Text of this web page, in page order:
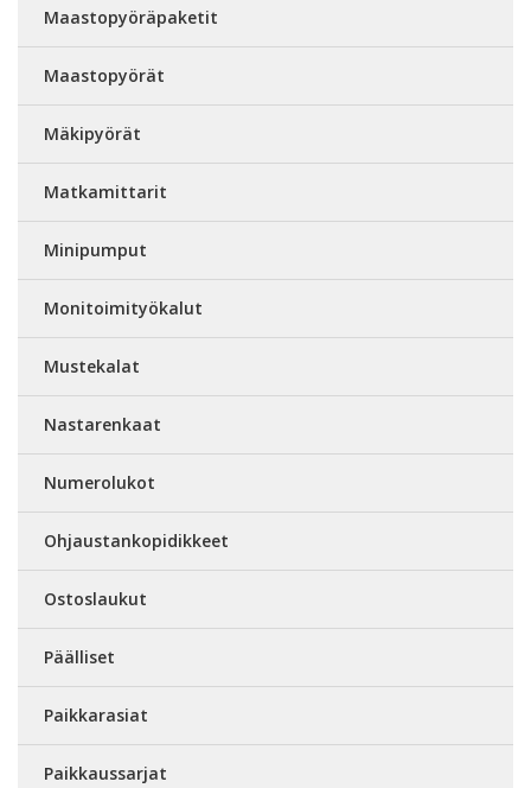
Maastopyöräpaketit
Maastopyörät
Mäkipyörät
Matkamittarit
Minipumput
Monitoimityökalut
Mustekalat
Nastarenkaat
Numerolukot
Ohjaustankopidikkeet
Ostoslaukut
Päälliset
Paikkarasiat
Paikkaussarjat